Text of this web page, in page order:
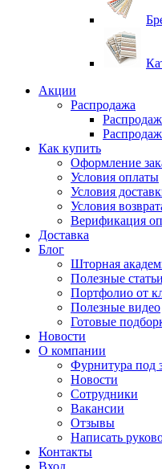
Акции
Распродажа
Как купить
Оформление
Условия оплаты
Условия
Условия
Верификация
Доставка
Блог
Шторная
Полезные
Портфолио от
Полезные видео
Готовые
Новости
О компании
Фурнитура под
Новости
Сотрудники
Вакансии
Отзывы
Написать
Контакты
Вход